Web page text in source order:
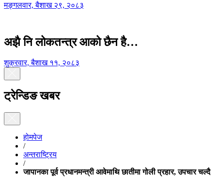
मङ्गलवार, बैशाख २९, २०८३
अझै नि लोकतन्त्र आको छैन है…
शुक्रवार, बैशाख ११, २०८३
ट्रेन्डिङ खबर
होमपेज
/
अन्तराष्ट्रिय
/
जापानका पूर्व प्रधानमन्त्री आवेमाथि छातीमा गोली प्रहार, उपचार चल्दै